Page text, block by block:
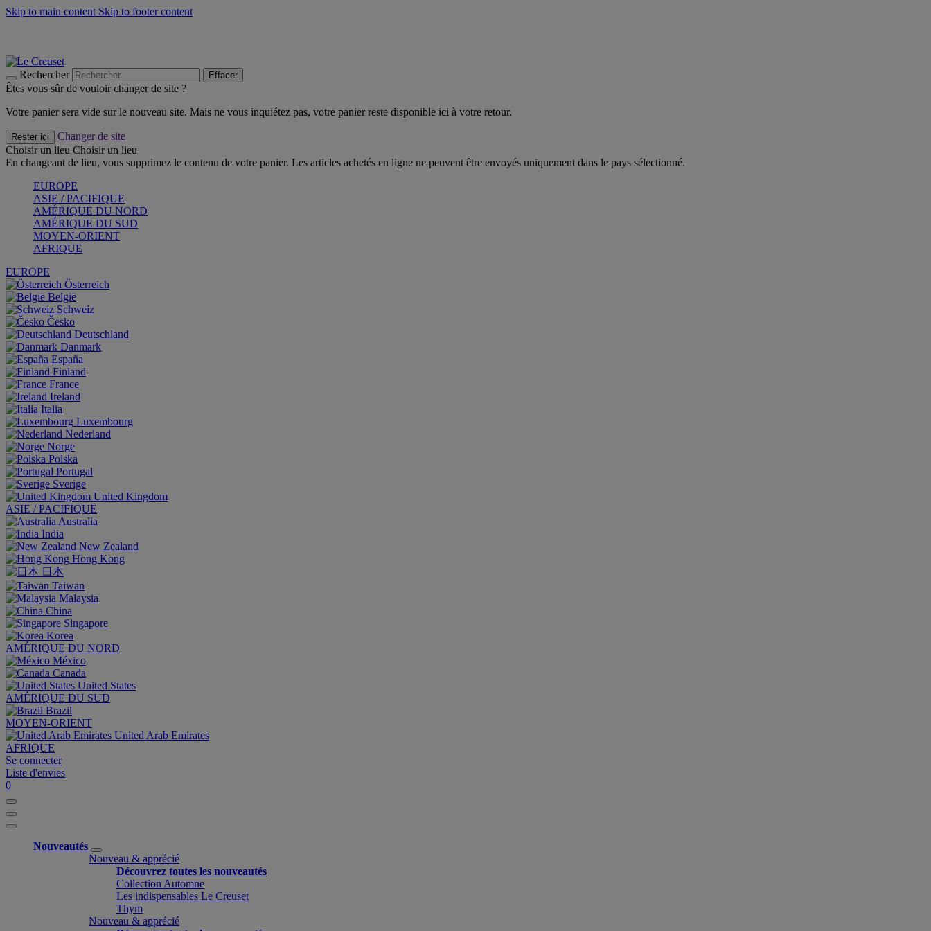
Skip to main content Skip to footer content
Rechercher Effacer
Êtes vous sûr de vouloir changer de site ?
Votre panier sera vide sur le nouveau site. Mais ne vous inquiétez pas, votre panier reste disponible ici à votre retour.
Rester ici
Changer de site
Choisir un lieu Choisir un lieu
En changeant de lieu, vous supprimez le contenu de votre panier. Les articles achetés en ligne ne peuvent être envoyés uniquement dans le pays sélectionné.
EUROPE
ASIE / PACIFIQUE
AMÉRIQUE DU NORD
AMÉRIQUE DU SUD
MOYEN-ORIENT
AFRIQUE
EUROPE
Österreich
België
Schweiz
Česko
Deutschland
Danmark
España
Finland
France
Ireland
Italia
Luxembourg
Nederland
Norge
Polska
Portugal
Sverige
United Kingdom
ASIE / PACIFIQUE
Australia
India
New Zealand
Hong Kong
日本
Taiwan
Malaysia
China
Singapore
Korea
AMÉRIQUE DU NORD
México
Canada
United States
AMÉRIQUE DU SUD
Brazil
MOYEN-ORIENT
United Arab Emirates
AFRIQUE
Se connecter
Liste d'envies
0
Nouveautés
Nouveau & apprécié
Découvrez toutes les nouveautés
Collection Automne
Les indispensables Le Creuset
Thym
Nouveau & apprécié